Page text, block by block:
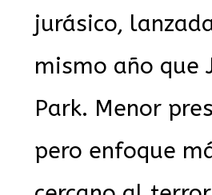
jurásico,
mismo año que
Park. Menor
pero enfoque